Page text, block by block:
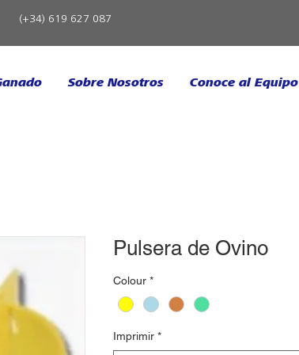
(+34) 619 627 087
Sobre Nosotros Conoce al Equipo
Pulsera de Ovino
Colour *
Imprimir *